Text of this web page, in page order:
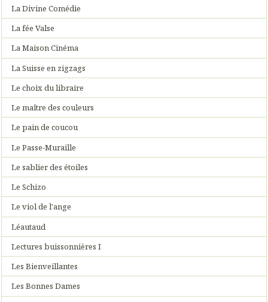
La Divine Comédie
La fée Valse
La Maison Cinéma
La Suisse en zigzags
Le choix du libraire
Le maître des couleurs
Le pain de coucou
Le Passe-Muraille
Le sablier des étoiles
Le Schizo
Le viol de l'ange
Léautaud
Lectures buissonnières I
Les Bienveillantes
Les Bonnes Dames